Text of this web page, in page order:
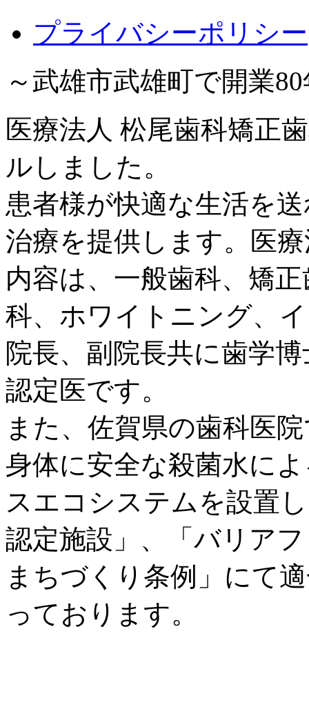
プライバシーポリシー
～武雄市武雄町で開業
医療法人 松尾歯科矯正
ルしました。
患者様が快適な生活を
治療を提供します。医
内容は、一般歯科、矯
科、ホワイトニング、
院長、副院長共に歯学
認定医です。
また、佐賀県の歯科医
身体に安全な殺菌水に
スエコシステムを設置
認定施設」、「バリア
まちづくり条例」にて
っております。